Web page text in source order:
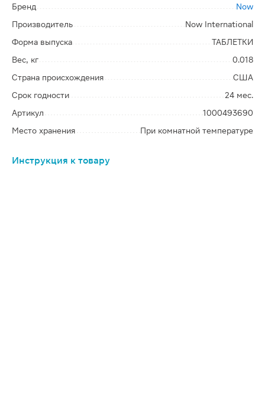
Бренд
Now
Производитель
Now International
Форма выпуска
ТАБЛЕТКИ
Вес, кг
0.018
Страна происхождения
США
Срок годности
24 мес.
Артикул
1000493690
Место хранения
При комнатной температуре
Инструкция к товару